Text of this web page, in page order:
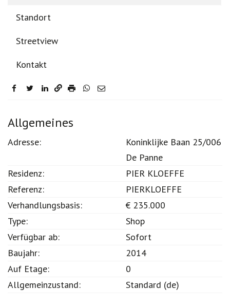
Standort
Streetview
Kontakt
facebook
twitterlinkedin
Eigenschaften
Allgemeines
Adresse:
Koninklijke Baan 25/006
De Panne
Residenz:
PIER KLOEFFE
Referenz:
PIERKLOEFFE
Verhandlungsbasis:
€ 235.000
Type:
Shop
Verfügbar ab:
Sofort
Baujahr:
2014
Auf Etage:
0
Allgemeinzustand:
Standard (de)